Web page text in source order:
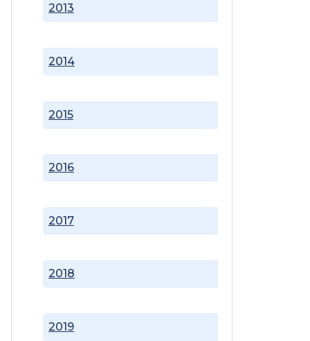
2013
2014
2015
2016
2017
2018
2019